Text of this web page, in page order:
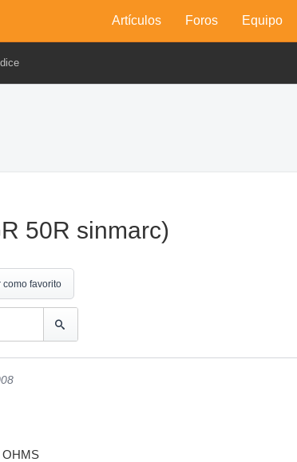
Artículos Foros Equipo
50R sinmarc)
como favorito
OHMS